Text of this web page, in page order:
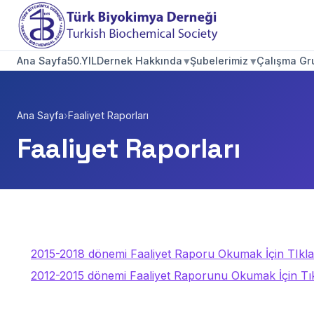
Ana Sayfa50.YILDernek Hakkında▾Şubelerimiz ▾Çalışma
Ana Sayfa›Faaliyet Raporları
Faaliyet Raporları
2015-2018 dönemi Faaliyet Raporu Okumak İçin
2012-2015 dönemi Faaliyet Raporunu Okumak İçin